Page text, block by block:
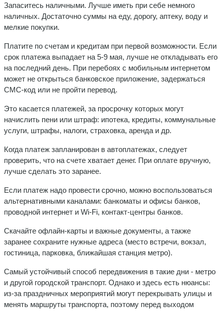
Запаситесь наличными. Лучше иметь при себе немного
наличных. Достаточно суммы на еду, дорогу, аптеку, воду и
мелкие покупки.
Платите по счетам и кредитам при первой возможности. Если
срок платежа выпадает на 5-9 мая, лучше не откладывать его
на последний день. При перебоях с мобильным интернетом
может не открыться банковское приложение, задержаться
СМС-код или не пройти перевод.
Это касается платежей, за просрочку которых могут
начислить пени или штраф: ипотека, кредиты, коммунальные
услуги, штрафы, налоги, страховка, аренда и др.
Когда платеж запланирован в автоплатежах, следует
проверить, что на счете хватает денег. При оплате вручную,
лучше сделать это заранее.
Если платеж надо провести срочно, можно воспользоваться
альтернативными каналами: банкоматы и офисы банков,
проводной интернет и Wi-Fi, контакт-центры банков.
Скачайте офлайн-карты и важные документы, а также
заранее сохраните нужные адреса (место встречи, вокзал,
гостиница, парковка, ближайшая станция метро).
Самый устойчивый способ передвижения в такие дни - метро
и другой городской транспорт. Однако и здесь есть нюансы:
из-за праздничных мероприятий могут перекрывать улицы и
менять маршруты транспорта, поэтому перед выходом